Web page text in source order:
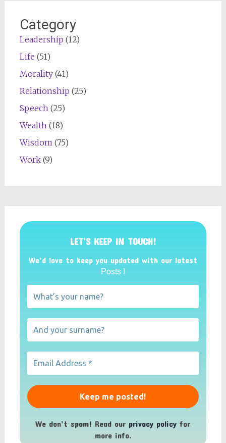
Category
Leadership (12)
Life (51)
Morality(41)
Relationship (25)
Speech(25)
Wealth(18)
Wisdom(75)
Work(9)
LET’S KEEP IN TOUCH!
We’d love to keep you updated with our latest
Posts !
We don’t spam! Read our privacy policy for
more info.